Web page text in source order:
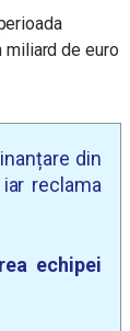
miliard de euro
din
reclama
echipei